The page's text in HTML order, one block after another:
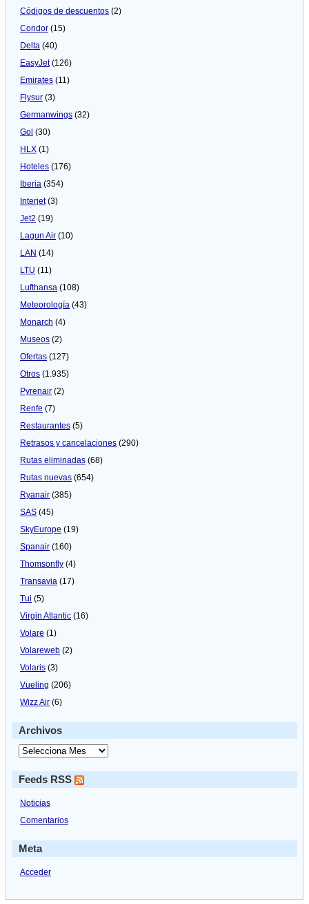
Códigos de descuentos (2)
Condor (15)
Delta (40)
EasyJet(126)
Emirates (11)
Flysur (3)
Germanwings (32)
Gol (30)
HLX (1)
Hoteles (176)
Iberia (354)
Interjet(3)
Jet2 (19)
Lagun Air (10)
LAN (14)
LTU (11)
Lufthansa (108)
Meteorologí­a (43)
Monarch (4)
Museos (2)
Ofertas (127)
Otros (1.935)
Pyrenair (2)
Renfe (7)
Restaurantes (5)
Retrasos y cancelaciones (290)
Rutas eliminadas (68)
Rutas nuevas (654)
Ryanair (385)
SAS (45)
SkyEurope (19)
Spanair (160)
Thomsonfly (4)
Transavia (17)
Tui (5)
Virgin Atlantic (16)
Volare (1)
Volareweb (2)
Volaris (3)
Vueling (206)
Wizz Air (6)
Archivos
Feeds RSS
Noticias
Comentarios
Meta
Acceder